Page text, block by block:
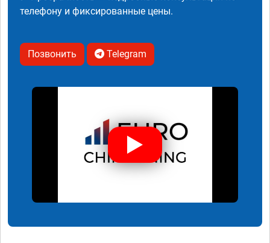
телефону и фиксированные цены.
Позвонить Telegram